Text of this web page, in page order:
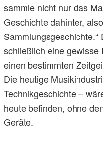
sammle nicht nur das
Geschichte dahinter,
schließlich eine gewisse
einen bestimmten
Die heutige
Technikgeschichte –
heute befinden, ohne
Geräte.